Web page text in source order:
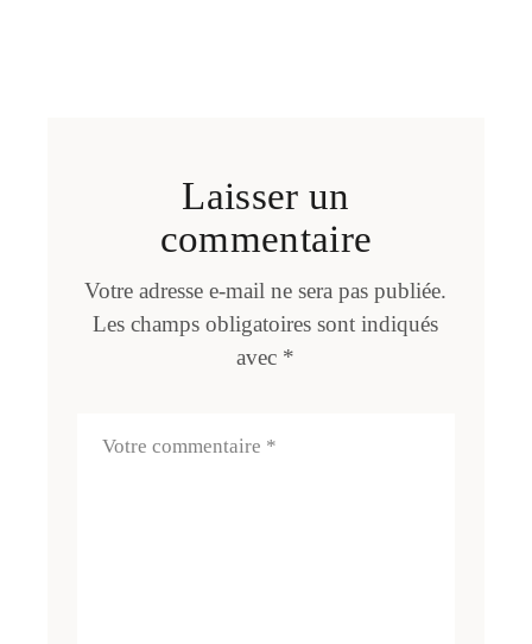
Laisser un
commentaire
Votre adresse e-mail ne sera pas publiée.
Les champs obligatoires sont indiqués
avec *